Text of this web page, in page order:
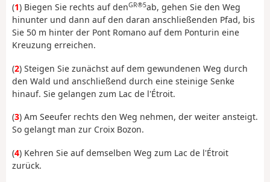
(1) Biegen Sie rechts auf denGR®5ab, gehen Sie den Weg
hinunter und dann auf den daran anschließenden Pfad, bis
Sie 50 m hinter der Pont Romano auf dem Ponturin eine
Kreuzung erreichen.
(2) Steigen Sie zunächst auf dem gewundenen Weg durch
den Wald und anschließend durch eine steinige Senke
hinauf. Sie gelangen zum Lac de l'Étroit.
(3) Am Seeufer rechts den Weg nehmen, der weiter ansteigt.
So gelangt man zur Croix Bozon.
(4) Kehren Sie auf demselben Weg zum Lac de l'Étroit
zurück.